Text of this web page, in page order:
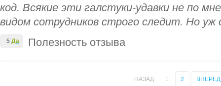
код. Всякие эти галстуки-удавки не по
видом сотрудников строго следит. Но уж
Полезность отзыва
5 Да
НАЗАД 1 2 ВПЕРЕД